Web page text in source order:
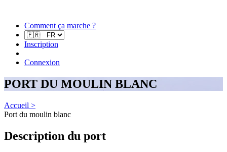
Comment ça marche ?
Inscription
Connexion
PORT DU MOULIN BLANC
Accueil >
Port du moulin blanc
Description du port